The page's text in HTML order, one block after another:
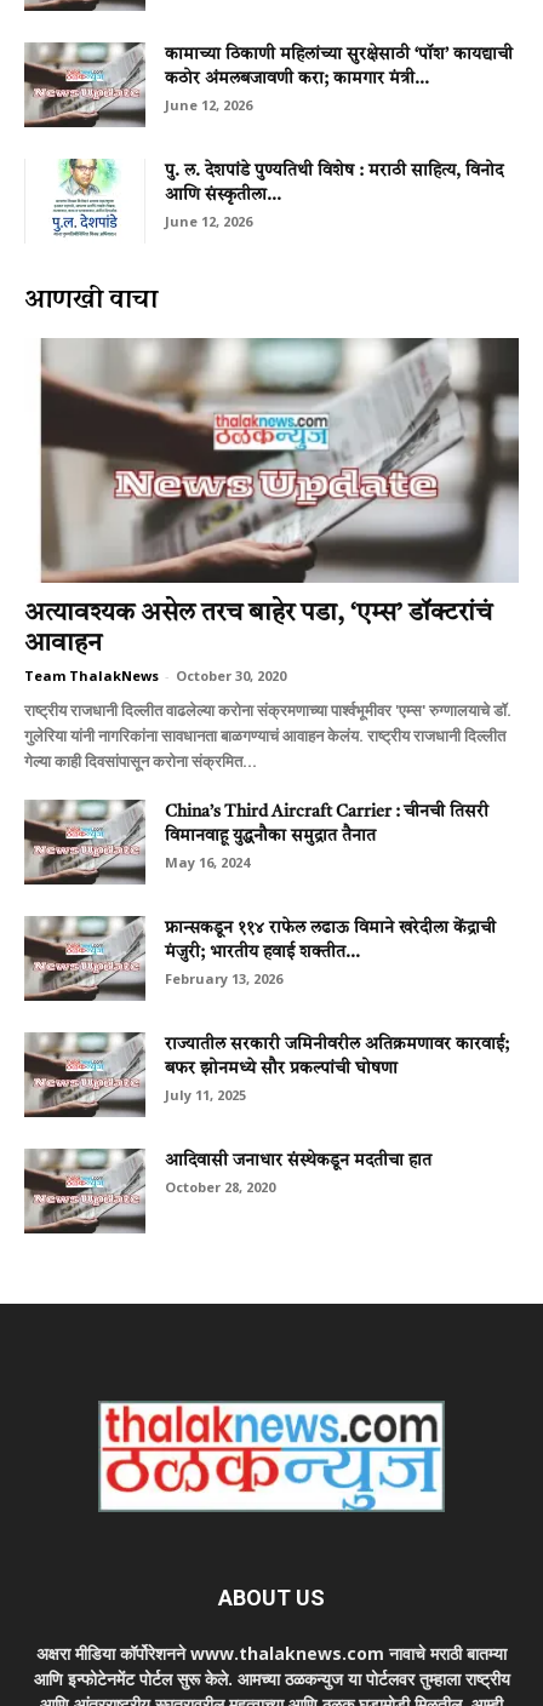
कामाच्या ठिकाणी महिलांच्या सुरक्षेसाठी ‘पॉश’ कायद्याची
कठोर अंमलबजावणी करा; कामगार मंत्री...
June 12, 2026
पु. ल. देशपांडे पुण्यतिथी विशेष : मराठी साहित्य, विनोद
आणि संस्कृतीला...
June 12, 2026
आणखी वाचा
अत्यावश्यक असेल तरच बाहेर पडा, ‘एम्स’ डॉक्टरांचं
आवाहन
Team ThalakNews - October 30, 2020
राष्ट्रीय राजधानी दिल्लीत वाढलेल्या करोना संक्रमणाच्या पार्श्वभूमीवर 'एम्स' रुग्णालयाचे डॉ.
गुलेरिया यांनी नागरिकांना सावधानता बाळगण्याचं आवाहन केलंय. राष्ट्रीय राजधानी दिल्लीत
गेल्या काही दिवसांपासून करोना संक्रमित...
China’s Third Aircraft Carrier : चीनची तिसरी
विमानवाहू युद्धनौका समुद्रात तैनात
May 16, 2024
फ्रान्सकडून ११४ राफेल लढाऊ विमाने खरेदीला केंद्राची
मंजुरी; भारतीय हवाई शक्तीत...
February 13, 2026
राज्यातील सरकारी जमिनीवरील अतिक्रमणावर कारवाई;
बफर झोनमध्ये सौर प्रकल्पांची घोषणा
July 11, 2025
आदिवासी जनाधार संस्थेकडून मदतीचा हात
October 28, 2020
ABOUT US
अक्षरा मीडिया कॉर्पोरेशनने www.thalaknews.com नावाचे मराठी बातम्या
आणि इन्फोटेनमेंट पोर्टल सुरू केले. आमच्या ठळकन्युज या पोर्टलवर तुम्हाला राष्ट्रीय